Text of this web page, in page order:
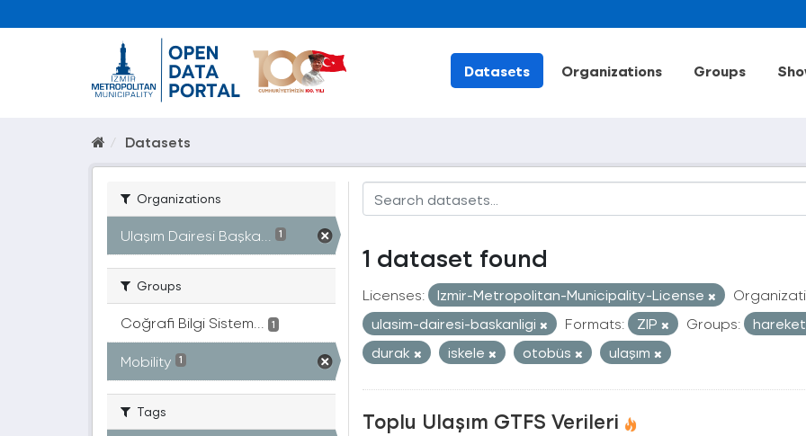
Datasets Organizations Groups
Datasets
Organizations
Ulaşım Dairesi Başka... 1
Groups
Coğrafi Bilgi Sistem... 1
Mobility 1
Tags
1 dataset found
Licenses: Izmir-Metropolitan-Municipality-License
ulasim-dairesi-baskanligi
Formats: ZIP Groups:
durak
iskele otobüs ulaşım
Toplu Ulaşım GTFS Verileri